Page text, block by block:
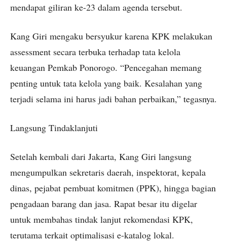
mendapat giliran ke-23 dalam agenda tersebut.
Kang Giri mengaku bersyukur karena KPK melakukan
assessment secara terbuka terhadap tata kelola
keuangan Pemkab Ponorogo. “Pencegahan memang
penting untuk tata kelola yang baik. Kesalahan yang
terjadi selama ini harus jadi bahan perbaikan,” tegasnya.
Langsung Tindaklanjuti
Setelah kembali dari Jakarta, Kang Giri langsung
mengumpulkan sekretaris daerah, inspektorat, kepala
dinas, pejabat pembuat komitmen (PPK), hingga bagian
pengadaan barang dan jasa. Rapat besar itu digelar
untuk membahas tindak lanjut rekomendasi KPK,
terutama terkait optimalisasi e-katalog lokal.